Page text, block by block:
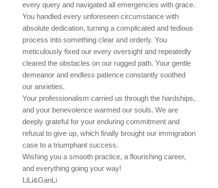
every query and navigated all emergencies with grace.
You handled every unforeseen circumstance with
absolute dedication, turning a complicated and tedious
process into something clear and orderly. You
meticulously fixed our every oversight and repeatedly
cleared the obstacles on our rugged path. Your gentle
demeanor and endless patience constantly soothed
our anxieties.
Your professionalism carried us through the hardships,
and your benevolence warmed our souls. We are
deeply grateful for your enduring commitment and
refusal to give up, which finally brought our immigration
case to a triumphant success.
Wishing you a smooth practice, a flourishing career,
and everything going your way!
LiLi&GanLi